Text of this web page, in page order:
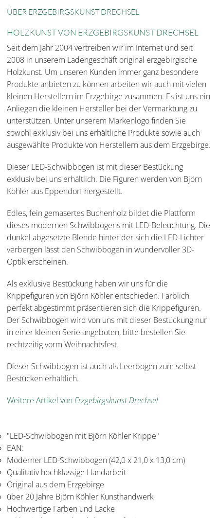
ÜBER ERZGEBIRGSKUNST DRECHSEL
HOLZKUNST VON ERZGEBIRGSKUNST DRECHSEL
Seit dem Jahr 2004 vertreiben wir im Internet und seit
2008 in unserem Ladengeschäft original erzgebirgische
Holzkunst. Um unseren Kunden immer ganz besondere
Produkte anbieten zu können arbeiten wir auch mit vielen
kleinen Herstellern im Erzgebirge zusammen. Es ist uns ein
Anliegen die kleinen Hersteller bei der Vermarktung zu
unterstützen. Unter unserem Markenlogo finden Sie
sowohl exklusiv bei uns erhältliche Produkte sowie auch
ausgewählte Produkte von Herstellern aus dem Erzgebirge.
Dieser LED-Schwibbogen ist mit dieser Bestückung
exklusiv bei uns erhältlich. Die Figuren werden von Björn
Köhler aus Eppendorf hergestellt.
Edles, fein gemasertes Buchenholz bildet die Plattform
dieses modernen Schwibbogens mit LED-Beleuchtung. Die
dunkel abgesetzte Blende hinter der sich die LED-Lichter
verbergen lässt den Schwibbogen in wundervoller 3D-
Optik erscheinen.
Als exklusive Bestückung haben wir uns für die
Krippefiguren von Björn Köhler entschieden. Farblich
perfekt abgestimmt präsentieren sich die Krippefiguren.
Der Schwibbogen wird von uns mit dieser Bestückung nur
in einer kleinen Serie angeboten, bitte bestellen Sie
rechtzeitig vorm Weihnachtsfest.
Dieser Schwibbogen ist auch als Leerbogen zum selbst
Bestücken erhältlich.
Weitere Artikel vonErzgebirgskunst Drechsel
"LED-Schwibbogen mit Björn Köhler Krippe"
EAN:
Moderner LED-Schwibbogen (42,0 x 21,0 x 13,0 cm)
Qualitativ hochklassige Handarbeit
Original aus dem Erzgebirge
über 20 Jahre Björn Köhler Kunsthandwerk
Hochwertige Farben und Lacke